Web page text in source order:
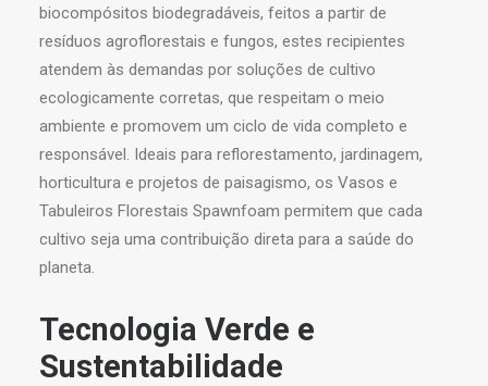
biocompósitos biodegradáveis, feitos a partir de
resíduos agroflorestais e fungos, estes recipientes
atendem às demandas por soluções de cultivo
ecologicamente corretas, que respeitam o meio
ambiente e promovem um ciclo de vida completo e
responsável. Ideais para reflorestamento, jardinagem,
horticultura e projetos de paisagismo, os Vasos e
Tabuleiros Florestais Spawnfoam permitem que cada
cultivo seja uma contribuição direta para a saúde do
planeta.
Tecnologia Verde e
Sustentabilidade